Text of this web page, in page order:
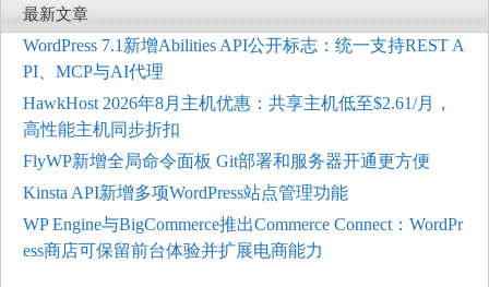
最新文章
WordPress 7.1新增Abilities API公开标志：统一支持REST A
PI、MCP与AI代理
HawkHost 2026年8月主机优惠：共享主机低至$2.61/月，
高性能主机同步折扣
FlyWP新增全局命令面板 Git部署和服务器开通更方便
Kinsta API新增多项WordPress站点管理功能
WP Engine与BigCommerce推出Commerce Connect：WordPr
ess商店可保留前台体验并扩展电商能力